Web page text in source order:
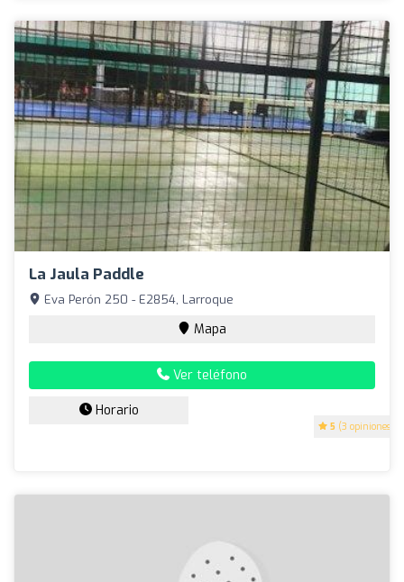
La Jaula Paddle
5 (3 opiniones)
Eva Perón 250 - E2854, Larroque
Mapa
Ver teléfono
Horario